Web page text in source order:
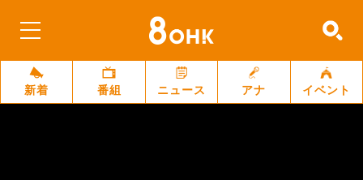
新着 番組 ニュース アナ イベント